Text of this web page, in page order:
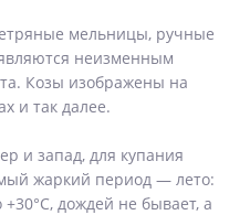
мельницы, ручные
неизменным
Козы изображены на
и так далее.
и запад, для купания
жаркий период — лето:
дождей не бывает, а